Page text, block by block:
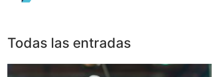
Todas las entradas